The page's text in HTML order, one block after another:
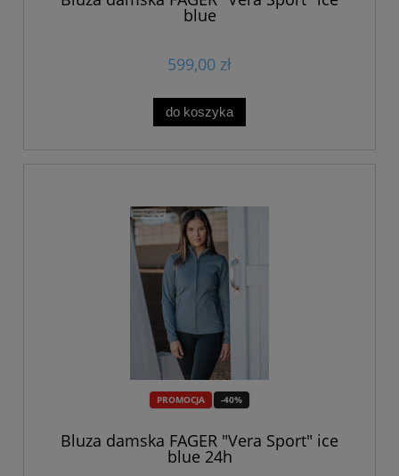
blue
599,00 zł
do koszyka
PROMOCJA -40%
Bluza damska FAGER "Vera Sport" ice
blue 24h